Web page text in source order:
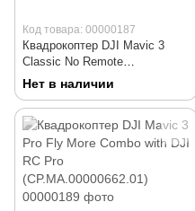
Код товара: 00000187
Квадрокоптер DJI Mavic 3
Classic No Remote
(CP.MA.00000559.01)
Нет в наличии